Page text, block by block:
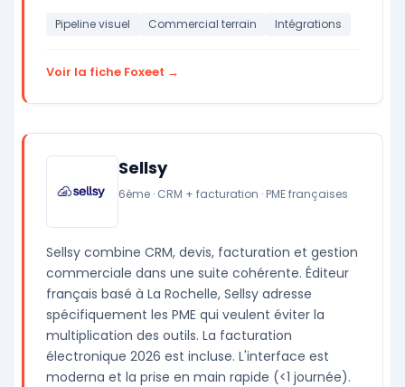
Pipeline visuel Commercial terrain Intégrations
Voir la fiche Foxeet →
Sellsy
6ème · CRM + facturation · PME françaises
Sellsy combine CRM, devis, facturation et gestion
commerciale dans une suite cohérente. Éditeur
français basé à La Rochelle, Sellsy adresse
spécifiquement les PME qui veulent éviter la
multiplication des outils. La facturation
électronique 2026 est incluse. L'interface est
moderna et la prise en main rapide (<1 journée).